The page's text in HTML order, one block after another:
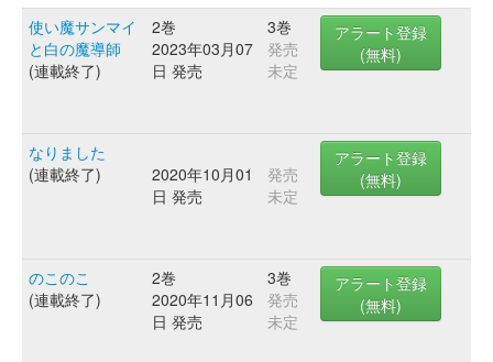
使い魔サンマイ
と白の魔導師
(連載終了)
2巻
2023年03月07
日 発売
3巻
発売
未定
アラート登録
(無料)
なりました
(連載終了)
2020年10月01
日 発売
発売
未定
アラート登録
(無料)
のこのこ
(連載終了)
2巻
2020年11月06
日 発売
3巻
発売
未定
アラート登録
(無料)